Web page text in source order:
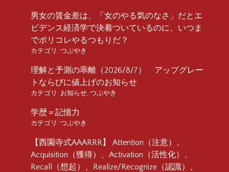
男女の賃金差は、「女のやる気のなさ」だとエ
ビデンス経済学で決着ついているのに、いつま
でポリコレやるつもりだ？
カテゴリ: つぶやき
理解と予測の乖離（2026/8/7） アップグレー
トならびに値上げのお知らせ
カテゴリ: お知らせ つぶやき
学歴＝記憶力
カテゴリ: つぶやき
【西園寺式AAARRR】 Attention（注意）、
Acquisition（獲得）、Activation（活性化）、
Recall（想起）、Realize/Recognize（認識）、